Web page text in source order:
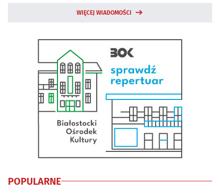
WIĘCEJ WIADOMOŚCI
POPULARNE